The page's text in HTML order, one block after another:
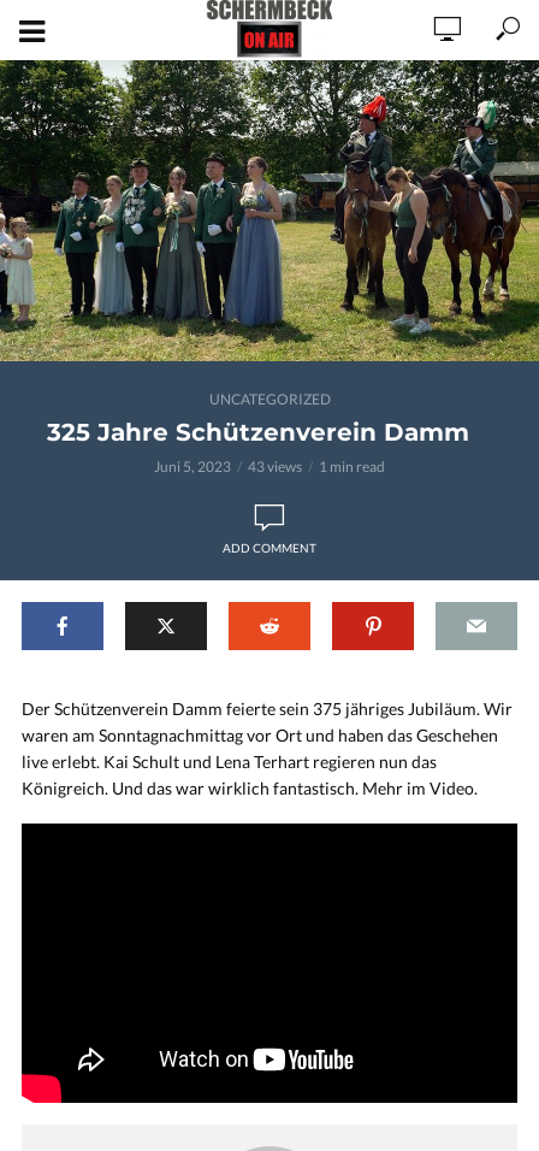
UNCATEGORIZED
325 Jahre Schützenverein Damm
Juni 5, 2023 43 views 1 min read
ADD COMMENT
Der Schützenverein Damm feierte sein 375 jähriges Jubiläum. Wir
waren am Sonntagnachmittag vor Ort und haben das Geschehen
live erlebt. Kai Schult und Lena Terhart regieren nun das
Königreich. Und das war wirklich fantastisch. Mehr im Video.